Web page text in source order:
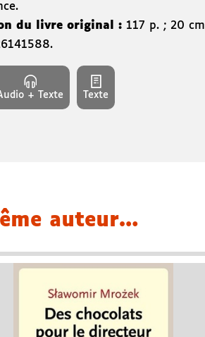
du livre original : 117 p. ; 20 cm
.
+ Texte Texte
auteur…